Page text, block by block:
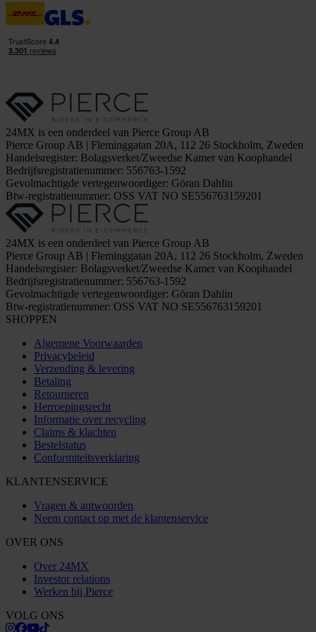
24MX is een onderdeel van Pierce Group AB
Pierce Group AB | Fleminggatan 20A, 112 26 Stockholm, Zweden
Handelsregister: Bolagsverket/Zweedse Kamer van Koophandel
Bedrijfsregistratienummer: 556763-1592
Gevolmachtigde vertegenwoordiger: Göran Dahlin
Btw-registratienummer: OSS VAT NO SE556763159201
24MX is een onderdeel van Pierce Group AB
Pierce Group AB | Fleminggatan 20A, 112 26 Stockholm, Zweden
Handelsregister: Bolagsverket/Zweedse Kamer van Koophandel
Bedrijfsregistratienummer: 556763-1592
Gevolmachtigde vertegenwoordiger: Göran Dahlin
Btw-registratienummer: OSS VAT NO SE556763159201
SHOPPEN
Algemene Voorwaarden
Privacybeleid
Verzending & levering
Betaling
Retourneren
Herroepingsrecht
Informatie over recycling
Claims & klachten
Bestelstatus
Conformiteitsverklaring
KLANTENSERVICE
Vragen & antwoorden
Neem contact op met de klantenservice
OVER ONS
Over 24MX
Investor relations
Werken bij Pierce
VOLG ONS